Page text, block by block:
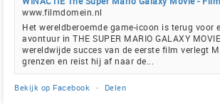
www.filmdomein.nl
Het wereldberoemde game-icoon is terug voor
avontuur in THE SUPER MARIO GALAXY
wereldwijde succes van de eerste film verlegt
grenzen en reist hij af naar de...
Bekijk op Facebook · Delen